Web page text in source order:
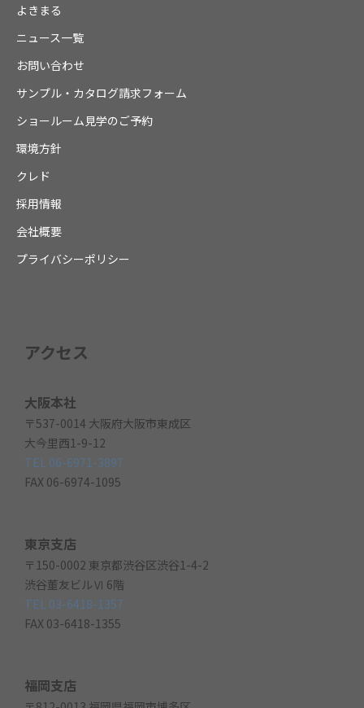
よきまる
ニュース一覧
お問い合わせ
サンプル・カタログ請求フォーム
ショールーム見学のご予約
環境方針
クレド
採用情報
会社概要
プライバシーポリシー
アクセス
大阪本社
〒537-0014 大阪府大阪市東成区
大今里西1-9-12
TEL 06-6971-3897
FAX 06-6974-1095
東京支店
〒150-0002 東京都渋谷区渋谷1-4-2
渋谷董友ビルⅥ 6階
TEL 03-6418-1357
FAX 03-6418-1355
福岡支店